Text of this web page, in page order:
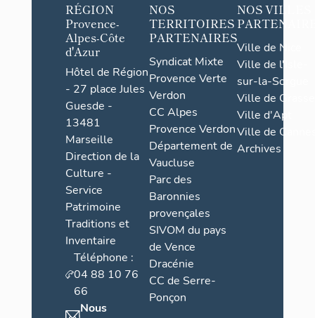
RÉGION
Provence-
Alpes-Côte
d'Azur
Hôtel de Région
- 27 place Jules
Guesde -
13481
Marseille
Direction de la
Culture -
Service
Patrimoine
Traditions et
Inventaire
Téléphone :
04 88 10 76
66
Nous
NOS
TERRITOIRES
PARTENAIRES
Syndicat Mixte
Provence Verte
Verdon
CC Alpes
Provence Verdon
Département de
Vaucluse
Parc des
Baronnies
provençales
SIVOM du pays
de Vence
Dracénie
CC de Serre-
Ponçon
NOS VILLES
Ville de Nice
Ville de l'Isle-
sur-la-Sorgue
Ville de Grasse
Ville d'Apt
Ville de
Archives